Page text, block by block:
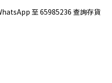
至 65985236 查詢存貨